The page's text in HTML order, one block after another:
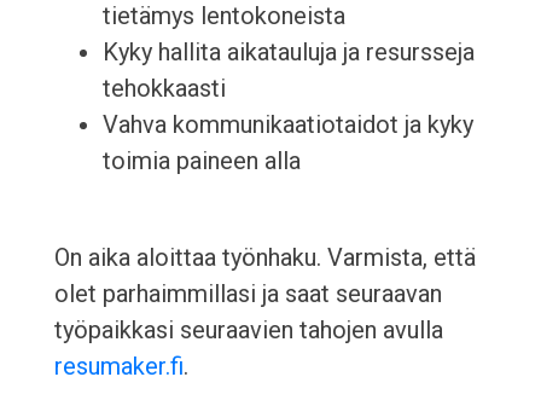
tietämys lentokoneista
Kyky hallita aikatauluja ja resursseja
tehokkaasti
Vahva kommunikaatiotaidot ja kyky
toimia paineen alla
On aika aloittaa työnhaku. Varmista, että
olet parhaimmillasi ja saat seuraavan
työpaikkasi seuraavien tahojen avulla
resumaker.fi.